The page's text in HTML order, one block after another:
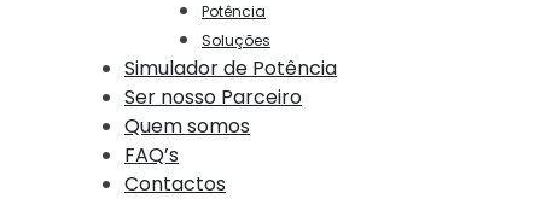
Potência
Soluções
Simulador de Potência
Ser nosso Parceiro
Quem somos
FAQ’s
Contactos